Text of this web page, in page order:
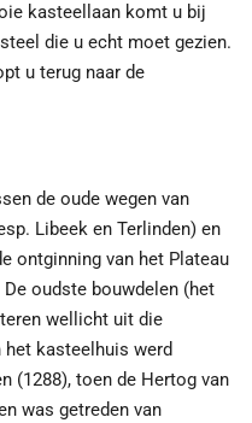
kasteellaan komt u bij
die u echt moet gezien.
u terug naar de
de oude wegen van
Libeek en Terlinden) en
ontginning van het Plateau
De oudste bouwdelen (het
wellicht uit die
kasteelhuis werd
(1288), toen de Hertog van
was getreden van